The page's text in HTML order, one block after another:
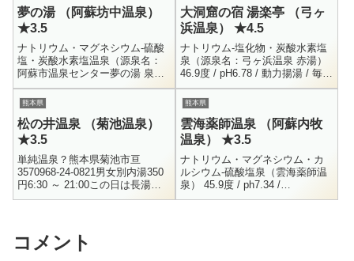
夢の湯 （阿蘇坊中温泉）
★3.5
ナトリウム・マグネシウム-硫酸
塩・炭酸水素塩温泉（源泉名：
阿蘇市温泉センター夢の湯 泉
源）54.9度 / pH6.87 / 毎分260L /
動力揚湯 / R7.7.31Na+ =...
大洞窟の宿 湯楽亭 （弓ヶ
浜温泉） ★4.5
ナトリウム-塩化物・炭酸水素塩
泉（源泉名：弓ヶ浜温泉 赤湯）
46.9度 / pH6.78 / 動力揚湯 / 毎分
127L / H19.12.10Li+ = 4.4 / Na+
= ...
熊本県
松の井温泉 （菊池温泉）
★3.5
単純温泉？熊本県菊池市亘
3570968-24-0821男女別内湯350
円6:30 ～ 21:00この日は長湯を
出発し、七里田温泉に立ち寄っ
熊本県
雲海薬師温泉 （阿蘇内牧
温泉） ★3.5
ナトリウム・マグネシウム・カ
ルシウム-硫酸塩泉（雲海薬師温
泉） 45.9度 / ph7.34 /
H5.8.13Na+ = 289.8 / K+ = 46.4
コメント